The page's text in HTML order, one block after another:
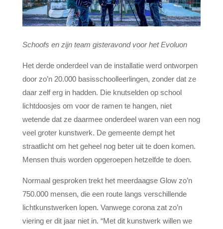
Schoofs en zijn team gisteravond voor het Evoluon
Het derde onderdeel van de installatie werd ontworpen
door zo’n 20.000 basisschoolleerlingen, zonder dat ze
daar zelf erg in hadden. Die knutselden op school
lichtdoosjes om voor de ramen te hangen, niet
wetende dat ze daarmee onderdeel waren van een nog
veel groter kunstwerk. De gemeente dempt het
straatlicht om het geheel nog beter uit te doen komen.
Mensen thuis worden opgeroepen hetzelfde te doen.
Normaal gesproken trekt het meerdaagse Glow zo’n
750.000 mensen, die een route langs verschillende
lichtkunstwerken lopen. Vanwege corona zat zo’n
viering er dit jaar niet in. “Met dit kunstwerk willen we